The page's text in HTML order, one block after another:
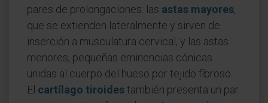
pares de prolongaciones: las astas mayores,
que se extienden lateralmente y sirven de
inserción a musculatura cervical, y las astas
menores, pequeñas eminencias cónicas
unidas al cuerpo del hueso por tejido fibroso.
El cartílago tiroidestambién presenta un par